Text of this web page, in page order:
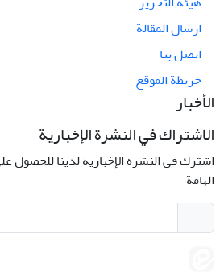
ارسال المقالة
اتصل بنا
خريطة الموقع
الأخبار
الاشتراك في النشرة الإخبارية
اشترك في النشرة الإخبارية لدينا للحصول
الهامة